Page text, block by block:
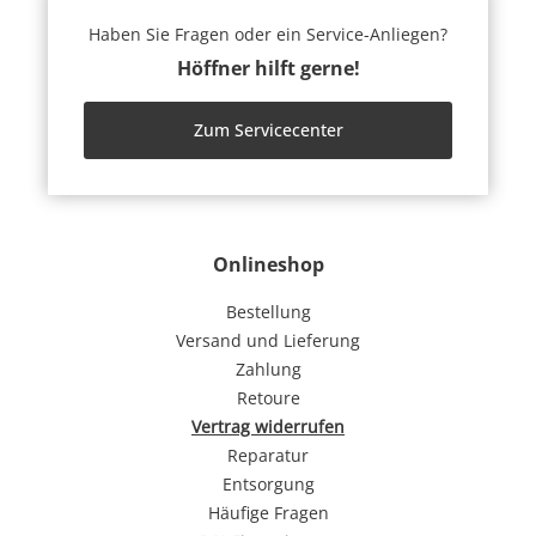
Onlineshop
Bestellung
Versand und Lieferung
Zahlung
Retoure
Vertrag widerrufen
Reparatur
Entsorgung
Häufige Fragen
Haben Sie Fragen oder ein Service-Anliegen?
Höffner hilft gerne!
Zum Servicecenter